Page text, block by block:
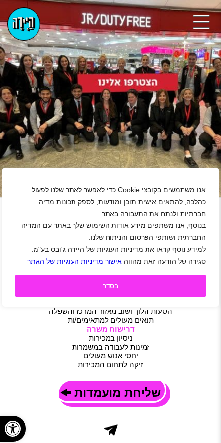
אנו משתמשים בקובצי Cookie כדי לאפשר לאתר שלנו לפעול
כהלכה, להתאים אישית תוכן ומודעות, לספק תכונות מדיה
חברתיות ולנתח את התעבורה באתר.
בנוסף, אנו משתפים מידע אודות השימוש שלך באתר עם המדיה
החברתית ושותפי הפרסום והניתוח שלנו.
למידע נוסף קראו את מדיניות העוגיות של היידה ג'ובס בע"מ.
סגירה של הודעה זאת מהווה אישור מדיניות העוגיות של האתר
בסדר
+
לדיוטי פרי ג’יימס ריצ’רדסון דרושים/ות נציגי/ות מכירה
לכלל מחלקות
| משרה מלאה
משרה חלקית
תיאור משרה
דרוש/ה נציג/ת מכירות למגוון מחלקות
הסעות הלוך ושוב מאזור המרכז והשפלה
תנאים מעולים למתאימים/ות
דרישות משרה
ניסיון במכירות
זמינות לעבודה במשמרות
יחסי אנוש מעולים
זיקה לתחום המכירות
שליחת מועמדות